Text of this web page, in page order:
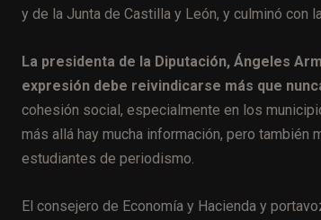
y de la Junta de Castilla y León, y culminó con
La presidenta de la Diputación, Ángeles
expresión debe reivindicarse más que
cohesión social, especialmente en los
más allá hay mucha información, pero también
estudiantes de periodismo.
El consejero de Economía y Hacienda y